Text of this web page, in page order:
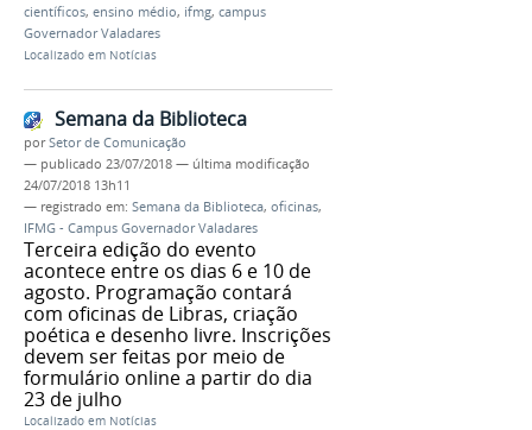
científicos, ensino médio, ifmg, campus
Governador Valadares
Localizado em Notícias
Semana da Biblioteca
porSetor de Comunicação
— publicado 23/07/2018 — última modificação
24/07/2018 13h11
— registrado em: Semana da Biblioteca, oficinas,
IFMG - Campus Governador Valadares
Terceira edição do evento
acontece entre os dias 6 e 10 de
agosto. Programação contará
com oficinas de Libras, criação
poética e desenho livre. Inscrições
devem ser feitas por meio de
formulário online a partir do dia
23 de julho
Localizado em Notícias